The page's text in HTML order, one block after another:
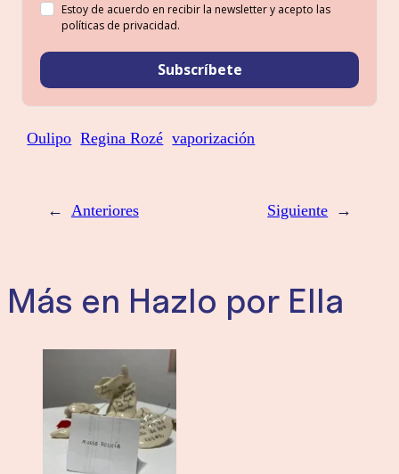
Estoy de acuerdo en recibir la newsletter y acepto las
políticas de privacidad.
Subscríbete
Oulipo Regina Rozé vaporización
← Anteriores Siguiente →
Más en Hazlo por Ella